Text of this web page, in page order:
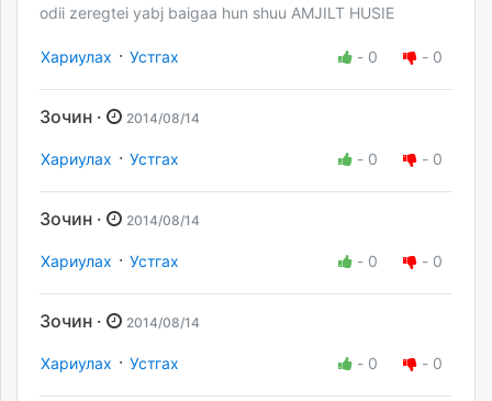
odii zeregtei yabj baigaa hun shuu AMJILT HUSIE
Хариулах · Устгах - 0 - 0
Зочин · 2014/08/14
Хариулах · Устгах - 0 - 0
Зочин · 2014/08/14
Хариулах · Устгах - 0 - 0
Зочин · 2014/08/14
Хариулах · Устгах - 0 - 0